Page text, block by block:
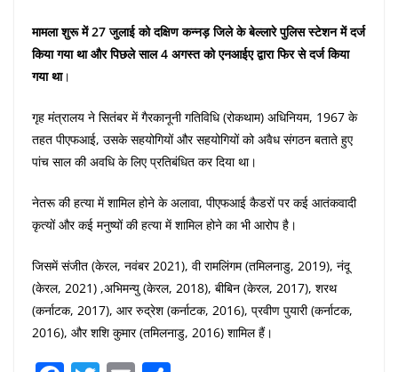
मामला शुरू में 27 जुलाई को दक्षिण कन्नड़ जिले के बेल्लारे पुलिस स्टेशन में दर्ज
किया गया था और पिछले साल 4 अगस्त को एनआईए द्वारा फिर से दर्ज किया
गया था।
गृह मंत्रालय ने सितंबर में गैरकानूनी गतिविधि (रोकथाम) अधिनियम, 1967 के
तहत पीएफआई, उसके सहयोगियों और सहयोगियों को अवैध संगठन बताते हुए
पांच साल की अवधि के लिए प्रतिबंधित कर दिया था।
नेतरू की हत्या में शामिल होने के अलावा, पीएफआई कैडरों पर कई आतंकवादी
कृत्यों और कई मनुष्यों की हत्या में शामिल होने का भी आरोप है।
जिसमें संजीत (केरल, नवंबर 2021), वी रामलिंगम (तमिलनाडु, 2019), नंदू
(केरल, 2021) ,अभिमन्यु (केरल, 2018), बीबिन (केरल, 2017), शरथ
(कर्नाटक, 2017), आर रुद्रेश (कर्नाटक, 2016), प्रवीण पुयारी (कर्नाटक,
2016), और शशि कुमार (तमिलनाडु, 2016) शामिल हैं।